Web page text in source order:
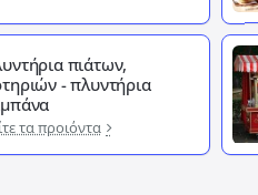
πιάτων,
- πλυντήρια
τα προιόντα